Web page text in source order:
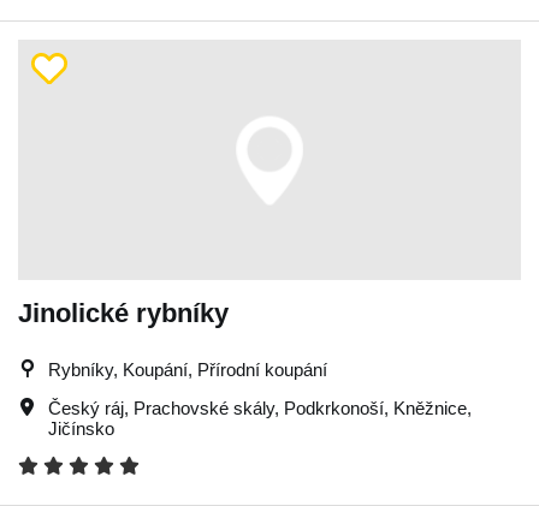
Jinolické rybníky
Rybníky, Koupání, Přírodní koupání
Český ráj, Prachovské skály, Podkrkonoší, Kněžnice,
Jičínsko